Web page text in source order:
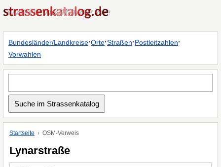
Bundesländer/Landkreise·Orte·Straßen·Postleitzahlen·
Vorwahlen
Startseite OSM-Verweis
Lynarstraße